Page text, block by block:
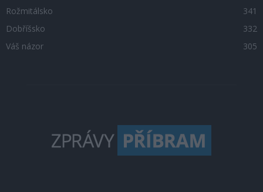
Rožmitálsko
341
Dobříšsko
332
Váš názor
305